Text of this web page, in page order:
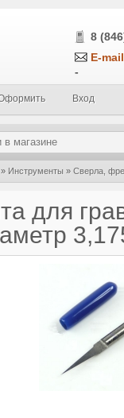
8
E-
-
Вход
» Инструменты » Сверла,
для